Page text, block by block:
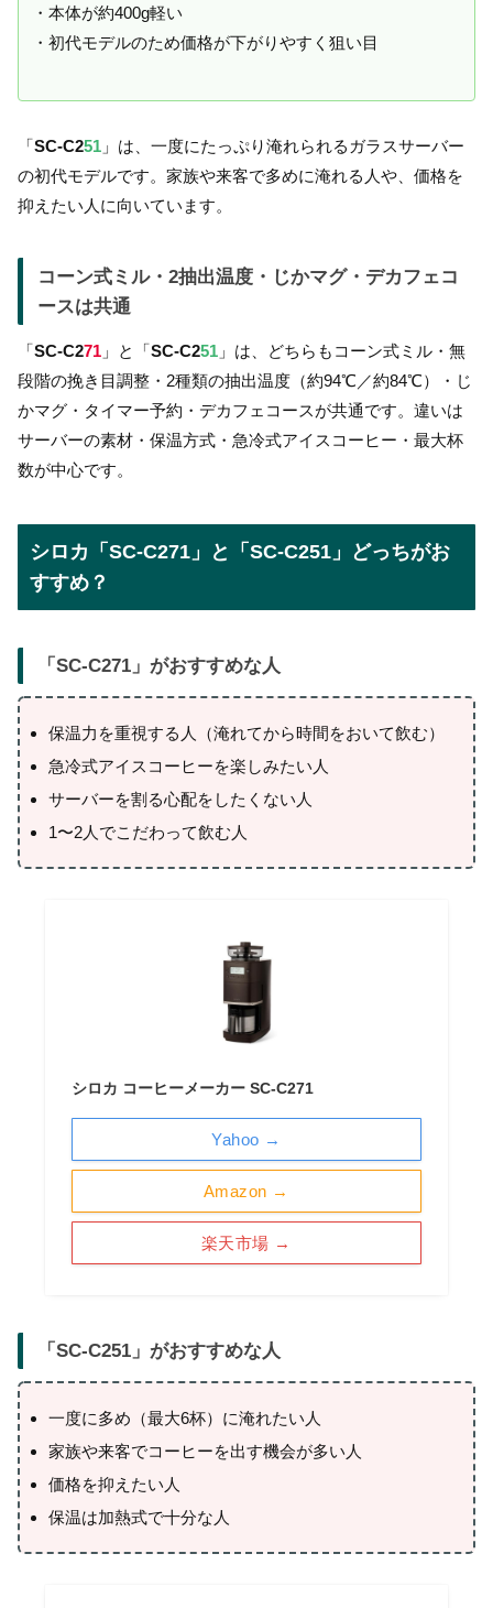
・本体が約400g軽い
・初代モデルのため価格が下がりやすく狙い目
「SC-C251 」は、一度にたっぷり淹れられるガラスサーバー
の初代モデルです。家族や来客で多めに淹れる人や、価格を
抑えたい人に向いています。
コーン式ミル・2抽出温度・じかマグ・デカフェコ
ースは共通
「SC-C271 」と「SC-C251 」は、どちらもコーン式ミル・無
段階の挽き目調整・2種類の抽出温度（約94℃／約84℃）・じ
かマグ・タイマー予約・デカフェコースが共通です。違いは
サーバーの素材・保温方式・急冷式アイスコーヒー・最大杯
数が中心です。
シロカ「SC-C271」と「SC-C251」どっちがお
すすめ？
「SC-C271 」がおすすめな人
保温力を重視する人（淹れてから時間をおいて飲む）
急冷式アイスコーヒーを楽しみたい人
サーバーを割る心配をしたくない人
1〜2人でこだわって飲む人
シロカ コーヒーメーカー SC-C271
Amazon →
楽天市場 →
Yahoo →
「SC-C251 」がおすすめな人
一度に多め（最大6杯）に淹れたい人
家族や来客でコーヒーを出す機会が多い人
価格を抑えたい人
保温は加熱式で十分な人